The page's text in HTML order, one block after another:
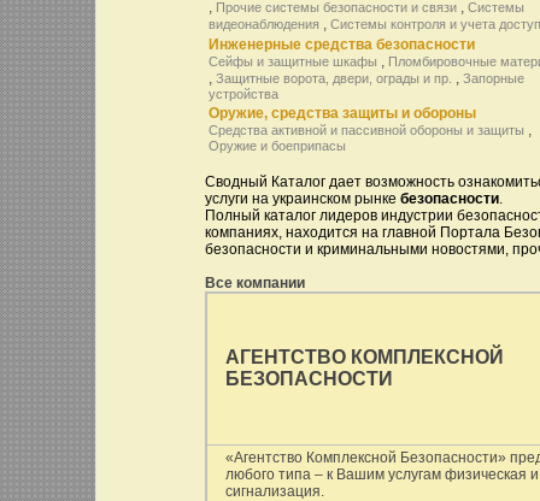
, Прочие системы безопасности и связи , Системы
видеонаблюдения , Системы контроля и учета
Инженерные средства безопасности
Сейфы и защитные шкафы , Пломбировочные
, Защитные ворота, двери, ограды и пр. , Запорные
устройства
Оружие, средства защиты и обороны
Средства активной и пассивной обороны и защиты ,
Оружие и боеприпасы
Сводный Каталог дает возможность
услуги на украинском рынке безопасности.
Полный каталог лидеров индустрии
компаниях, находится на главной Портала
безопасности и криминальными новостями,
Все компании
АГЕНТСТВО КОМПЛЕКСНОЙ
БЕЗОПАСНОСТИ
«Агентство Комплексной Безопасности»
любого типа – к Вашим услугам физическая
сигнализация.